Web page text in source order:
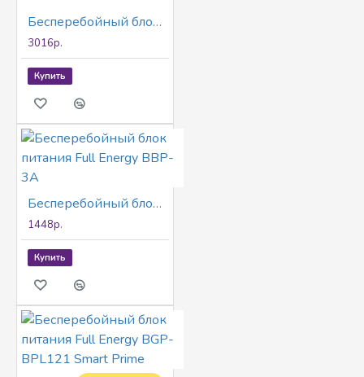
Бесперебойный блок питания Full Energy AT-PSR-1204MB-V4-7
3016р.
Купить
Бесперебойный блок питания Full Energy BBP-3A
1448р.
Купить